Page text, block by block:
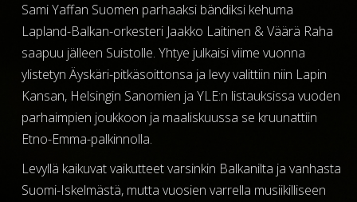
Sami Yaffan Suomen parhaaksi bändiksi kehuma
Lapland-Balkan-orkesteri Jaakko Laitinen & Väärä Raha
saapuu jälleen Suistolle. Yhtye julkaisi viime vuonna
ylistetyn Äyskäri-pitkäsoittonsa ja levy valittiin niin Lapin
Kansan, Helsingin Sanomien ja YLE:n listauksissa vuoden
parhaimpien joukkoon ja maaliskuussa se kruunattiin
Etno-Emma-palkinnolla.
Levyllä kaikuvat vaikutteet varsinkin Balkanilta ja vanhasta
Suomi-Iskelmästä, mutta vuosien varrella musiikilliseen